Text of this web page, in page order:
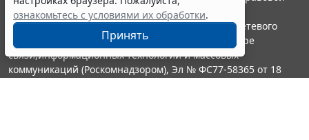
ознакомьтесь с условиями их обработки.
Принять
информации ГАРАНТ.
Портал ГАРАНТ.РУ зарегистрирован в качестве сетевого
издания Федеральной службой по надзору в сфере
связи,информационных технологий и массовых
коммуникаций (Роскомнадзором), Эл № ФС77-58365 от 18